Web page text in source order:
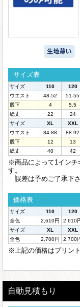
サイズ表
サイズ 110 120
ウエスト
48-52 51-55
股下
4 5.5
総丈
22 24
サイズ
XL
XXL
ウエスト
84-88
88-92
股下
12
13
総丈
40 42
※商品によって1インチ
す。
誤差は予めご了承下さ
価格表
サイズ 110 120
全色
2,610円 2,610
サイズ
XL
XXL
全色
2,700円 2,700
※上記の価格はプリン
自動見積もり